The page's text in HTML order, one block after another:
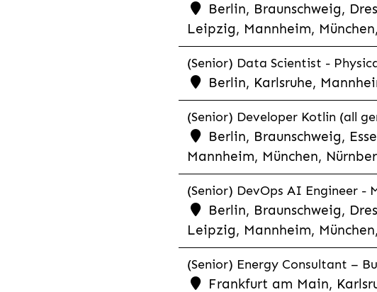
Berlin, Braunschweig,
Leipzig, Mannheim,
(Senior) Data Scientist -
Berlin, Karlsruhe,
(Senior) Developer Kotlin (all
Berlin, Braunschweig,
Mannheim, München,
(Senior) DevOps AI Engineer -
Berlin, Braunschweig,
Leipzig, Mannheim,
(Senior) Energy Consultant –
Frankfurt am Main,